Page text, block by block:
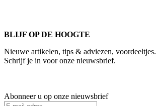
BLIJF OP DE HOOGTE
Nieuwe artikelen, tips & adviezen, voordeeltjes.
Schrijf je in voor onze nieuwsbrief.
Abonneer u op onze nieuwsbrief